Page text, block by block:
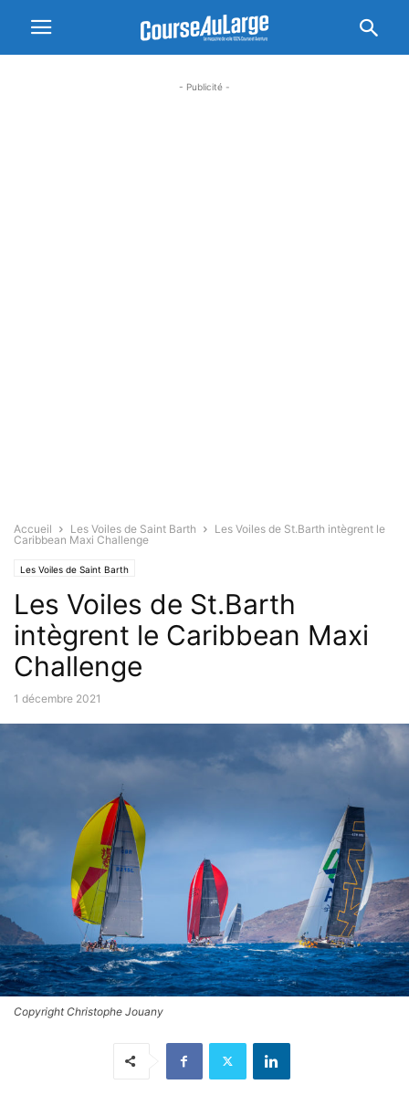
- Publicité -
Accueil Les Voiles de Saint Barth
Les Voiles de St.Barth intègrent le
Caribbean Maxi Challenge
Les Voiles de Saint Barth
Les Voiles de St.Barth
intègrent le Caribbean Maxi
Challenge
1 décembre 2021
Copyright Christophe Jouany